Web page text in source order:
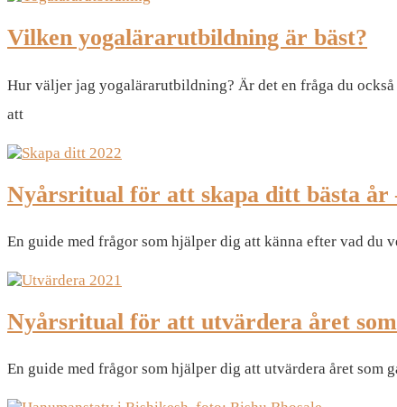
Vilken yogalärarutbildning är bäst?
Hur väljer jag yogalärarutbildning? Är det en fråga du
att
Nyårsritual för att skapa ditt bästa år
En guide med frågor som hjälper dig att känna efter vad
Nyårsritual för att utvärdera året
En guide med frågor som hjälper dig att utvärdera året